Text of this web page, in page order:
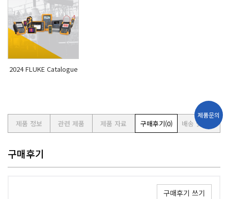
2024 FLUKE Catalogue
제품 정보 관련 제품 제품 자료 구매후기(0) 배송 및 교환
구매후기
구매후기 쓰기
제품문의